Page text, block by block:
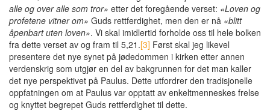
alle og over alle som tror» etter det foregående verset: «Loven og
profetene vitner om» Guds rettferdighet, men den er nå «blitt
åpenbart uten loven». Vi skal imidlertid forholde oss til hele bolken
fra dette verset av og fram til 5,21.[3] Først skal jeg likevel
presentere det nye synet på jødedommen i kirken etter annen
verdenskrig som utgjør en del av bakgrunnen for det man kaller
det nye perspektivet på Paulus. Dette utfordrer den tradisjonelle
oppfatningen om at Paulus var opptatt av enkeltmenneskes frelse
og knyttet begrepet Guds rettferdighet til dette.